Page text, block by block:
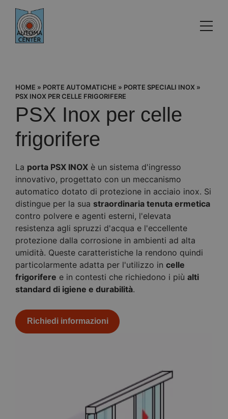
HOME » PORTE AUTOMATICHE » PORTE SPECIALI INOX »
PSX INOX PER CELLE FRIGORIFERE
PSX Inox per celle
frigorifere
La porta PSX INOX è un sistema d'ingresso
innovativo, progettato con un meccanismo
automatico dotato di protezione in acciaio inox. Si
distingue per la sua straordinaria tenuta ermetica
contro polvere e agenti esterni, l'elevata
resistenza agli spruzzi d'acqua e l'eccellente
protezione dalla corrosione in ambienti ad alta
umidità. Queste caratteristiche la rendono quindi
particolarmente adatta per l'utilizzo incelle
frigorifere e in contesti che richiedono i piùalti
standard di igiene e durabilità.
Richiedi informazioni